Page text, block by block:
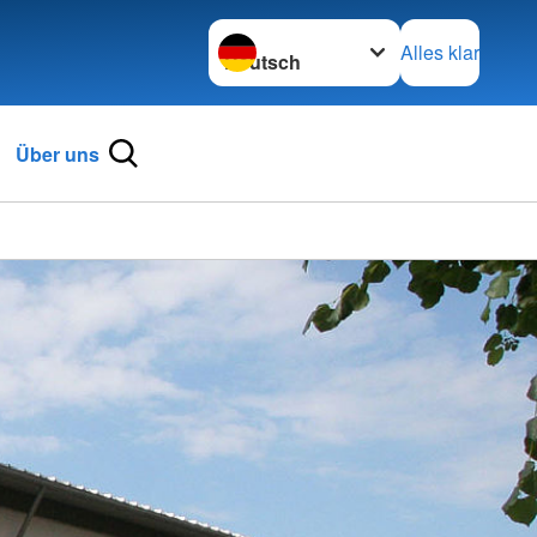
Sprache wechseln zu
Alles klar
Über uns